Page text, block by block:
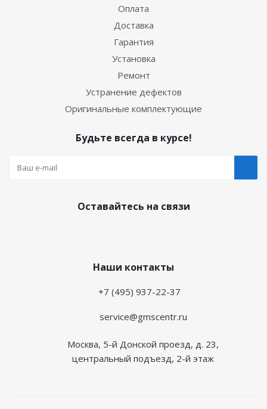
Оплата
Доставка
Гарантия
Установка
Ремонт
Устранение дефектов
Оригинальные комплектующие
Будьте всегда в курсе!
Оставайтесь на связи
Наши контакты
+7 (495) 937-22-37
service@gmscentr.ru
Москва, 5-й Донской проезд, д. 23,
центральный подъезд, 2-й этаж